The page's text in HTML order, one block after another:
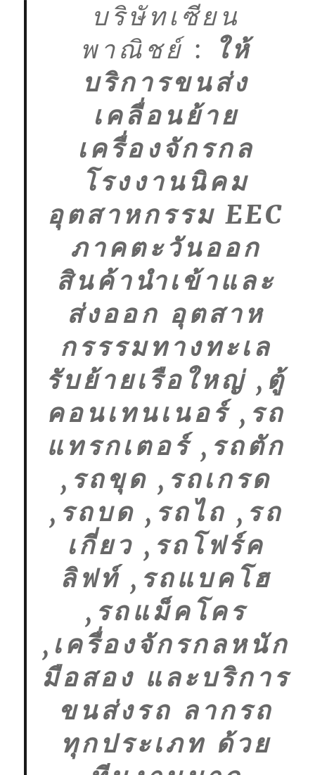
บริษัทเซียน
พาณิชย์ :
ให้
บริการขนส่ง
เคลื่อนย้าย
เครื่องจักรกล
โรงงานนิคม
อุตสาหกรรม EEC
ภาคตะวันออก
สินค้านำเข้าและ
ส่งออก อุตสาห
กรรรมทางทะเล
รับย้ายเรือใหญ่ ,ตู้
คอนเทนเนอร์ ,รถ
แทรกเตอร์ ,รถตัก
,รถขุด ,รถเกรด
,รถบด ,รถไถ ,รถ
เกี่ยว ,รถโฟร์ค
ลิฟท์ ,รถแบคโฮ
,รถแม็คโคร
,เครื่องจักรกลหนัก
มือสอง และบริการ
ขนส่งรถ ลากรถ
ทุกประเภท ด้วย